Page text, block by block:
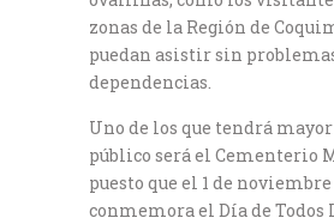
zonas de la Región de
puedan asistir sin
dependencias.
Uno de los que tendrá
público será el Cementerio
puesto que el 1 de noviembre
conmemora el Día de Todos